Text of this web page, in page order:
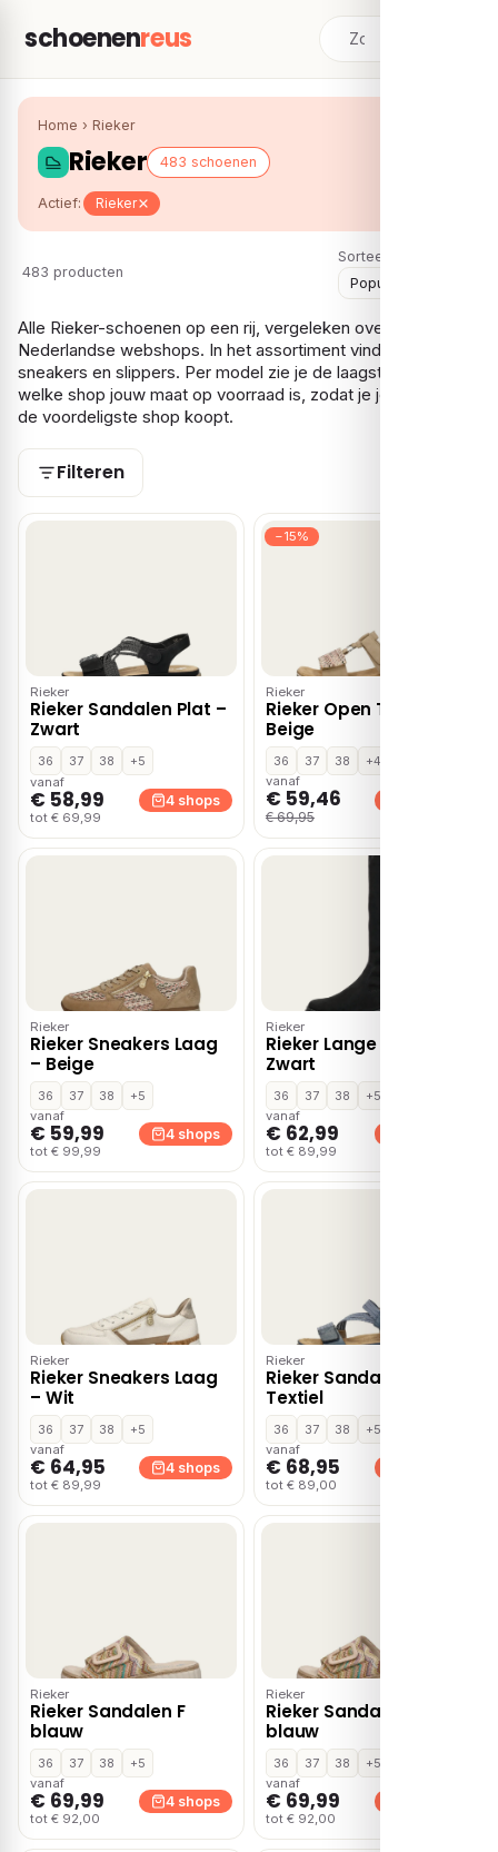
schoenenreus
Home › Rieker
Rieker 483 schoenen
Actief: Rieker
483 producten
Sorteer:
Alle Rieker-schoenen op een rij, vergeleken over meerdere
Nederlandse webshops. In het assortiment vind je vooral
sneakers en slippers. Per model zie je de laagste prijs en bij
welke shop jouw maat op voorraad is, zodat je je Rieker bij
de voordeligste shop koopt.
Filteren
Rieker
Rieker Sandalen Plat –
Zwart
36 37 38
+5
vanaf
€ 58,99
tot € 69,99
4 shops
−15%
Rieker
Rieker Open Teen –
Beige
36 37 38
+4
vanaf
€ 59,46
€ 69,95
Rieker
Rieker Sneakers Laag
– Beige
36 37 38
+5
vanaf
€ 59,99
tot € 99,99
4 shops
Rieker
Rieker Lange Laarzen –
Zwart
36 37 38
+5
vanaf
€ 62,99
tot € 89,99
Rieker
Rieker Sneakers Laag
– Wit
36 37 38
+5
vanaf
€ 64,95
tot € 89,99
4 shops
Rieker
Rieker Sandalen blauw
Textiel
36 37 38
+5
vanaf
€ 68,95
tot € 89,00
Rieker
Rieker Sandalen F
blauw
36 37 38
+5
vanaf
€ 69,99
tot € 92,00
4 shops
Rieker
Rieker Sandalen F
blauw
36 37 38
+5
vanaf
€ 69,99
tot € 92,00